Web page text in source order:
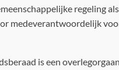
regeling
medeverantwoordelijk
is een